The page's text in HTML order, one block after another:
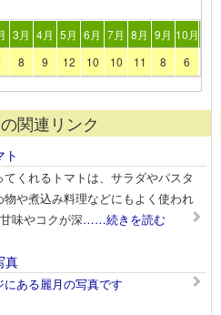
3月 4月 5月 6月 7月 8月 9月 10月
8 9 12 10 10 11 8 6
関連リンク
くれるトマトは、サラダやパスタ
物や煮込み料理などにもよく使われ
味やコクが深……続きを読む
真
ある麗月の写真です